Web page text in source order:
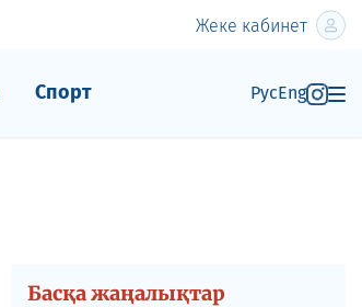
Жеке кабинет
Спорт РусEng
Басқа жаңалықтар